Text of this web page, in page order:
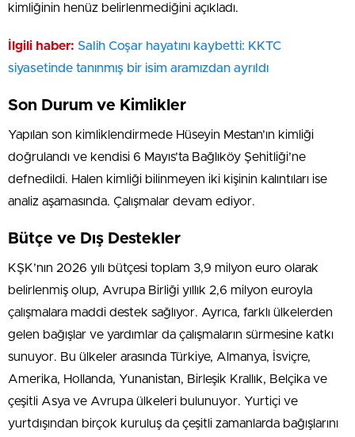
kimliğinin henüz belirlenmediğini açıkladı.
İlgili haber: Salih Coşar hayatını kaybetti: KKTC
siyasetinde tanınmış bir isim aramızdan ayrıldı
Son Durum ve Kimlikler
Yapılan son kimliklendirmede Hüseyin Mestan’ın kimliği
doğrulandı ve kendisi 6 Mayıs’ta Bağlıköy Şehitliği’ne
defnedildi. Halen kimliği bilinmeyen iki kişinin kalıntıları ise
analiz aşamasında. Çalışmalar devam ediyor.
Bütçe ve Dış Destekler
KŞK’nın 2026 yılı bütçesi toplam 3,9 milyon euro olarak
belirlenmiş olup, Avrupa Birliği yıllık 2,6 milyon euroyla
çalışmalara maddi destek sağlıyor. Ayrıca, farklı ülkelerden
gelen bağışlar ve yardımlar da çalışmaların sürmesine katkı
sunuyor. Bu ülkeler arasında Türkiye, Almanya, İsviçre,
Amerika, Hollanda, Yunanistan, Birleşik Krallık, Belçika ve
çeşitli Asya ve Avrupa ülkeleri bulunuyor. Yurtiçi ve
yurtdışından birçok kuruluş da çeşitli zamanlarda bağışlarını